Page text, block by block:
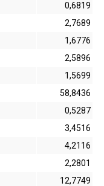
0,6819
2,7689
1,6776
2,5896
1,5699
58,8436
0,5287
3,4516
4,2116
2,2801
12,7749